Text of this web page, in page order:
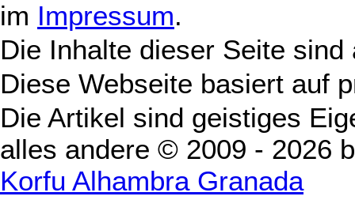
im Impressum.
Die Inhalte dieser Seite
Diese Webseite basiert auf
Die Artikel sind geistiges
alles andere © 2009 - 2026
Korfu Alhambra Granada